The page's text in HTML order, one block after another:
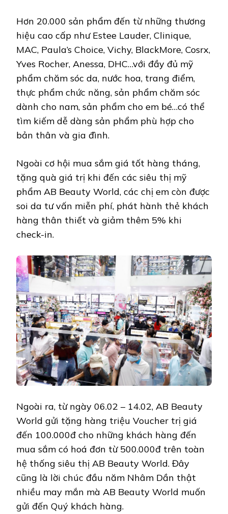
Hơn 20.000 sản phẩm đến từ những thương
hiệu cao cấp như Estee Lauder, Clinique,
MAC, Paula’s Choice, Vichy, BlackMore, Cosrx,
Yves Rocher, Anessa, DHC…với đầy đủ mỹ
phẩm chăm sóc da, nước hoa, trang điểm,
thực phẩm chức năng, sản phẩm chăm sóc
dành cho nam, sản phẩm cho em bé…có thể
tìm kiếm dễ dàng sản phẩm phù hợp cho
bản thân và gia đình.
Ngoài cơ hội mua sắm giá tốt hàng tháng,
tặng quà giá trị khi đến các siêu thị mỹ
phẩm AB Beauty World, các chị em còn được
soi da tư vấn miễn phí, phát hành thẻ khách
hàng thân thiết và giảm thêm 5% khi
check-in.
Ngoài ra, từ ngày 06.02 – 14.02, AB Beauty
World gửi tặng hàng triệu Voucher trị giá
đến 100.000đ cho những khách hàng đến
mua sắm có hoá đơn từ 500.000đ trên toàn
hệ thống siêu thị AB Beauty World. Đây
cũng là lời chúc đầu năm Nhâm Dần thật
nhiều may mắn mà AB Beauty World muốn
gửi đến Quý khách hàng.